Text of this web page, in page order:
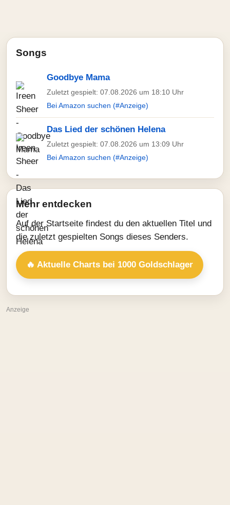
Songs
Goodbye Mama
Zuletzt gespielt: 07.08.2026 um 18:10 Uhr
Bei Amazon suchen (#Anzeige)
Das Lied der schönen Helena
Zuletzt gespielt: 07.08.2026 um 13:09 Uhr
Bei Amazon suchen (#Anzeige)
Mehr entdecken
Auf der Startseite findest du den aktuellen Titel und
die zuletzt gespielten Songs dieses Senders.
🔥 Aktuelle Charts bei 1000 Goldschlager
Anzeige